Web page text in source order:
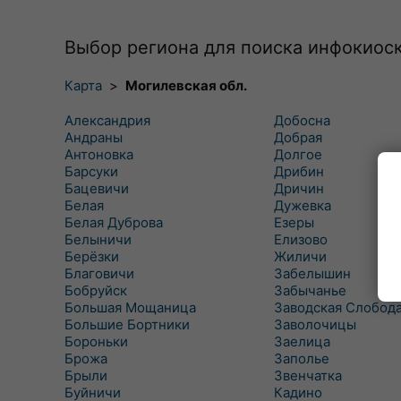
Выбор региона для поиска
Карта > Могилевская обл.
Александрия
Андраны
Антоновка
Барсуки
Бацевичи
Белая
Белая Дуброва
Белыничи
Берёзки
Благовичи
Бобруйск
Большая Мощаница
Большие Бортники
Бороньки
Брожа
Брыли
Буйничи
Добосна
Добрая
Долгое
Дрибин
Дричин
Дужевка
Езеры
Елизово
Жиличи
Забелышин
Забычанье
Заводская
Заволочицы
Заелица
Заполье
Звенчатка
Кадино